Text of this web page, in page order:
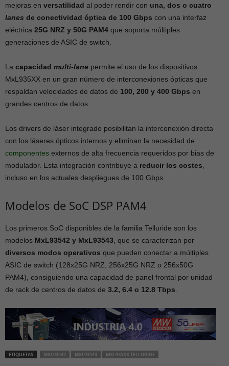
mejoras en versatilidad al poder rendir con una, dos o cuatro
lanes de conectividad óptica de 100 Gbps con una interfaz
eléctrica 25G NRZ y 50G PAM4 que soporta múltiples
generaciones de ASIC de switch.
La capacidad multi-lane permite el uso de los dispositivos
MxL935XX en un gran número de interconexiones ópticas que
respaldan velocidades de datos de 100, 200 y 400 Gbps en
grandes centros de datos.
Los drivers de láser integrado posibilitan la interconexión directa
con los láseres ópticos internos y eliminan la necesidad de
componentes externos de alta frecuencia requeridos por bias de
modulador. Esta integración contribuye a reducir los costes
incluso en los actuales despliegues de 100 Gbps.
Modelos de SoC DSP PAM4
Los primeros SoC disponibles de la familia Telluride son los
modelos MxL93542 y MxL93543 , que se caracterizan por
diversos modos operativos que pueden conectar a múltiples
ASIC de switch (128x25G NRZ, 256x25G NRZ o 256x50G
PAM4), consiguiendo una capacidad de panel frontal por unidad
de rack de centros de datos de 3.2, 6.4 o 12.8 Tbps
ETIQUETAS MXL93542 MXL93543 MXL935XX TELLURIDE